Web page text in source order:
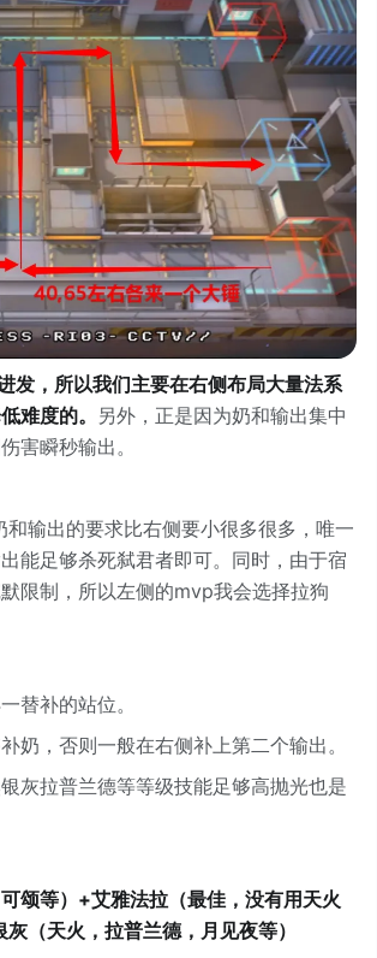
发，所以我们主要在右侧布局大量法系
难度的。
另外，正是因为奶和输出集中
害瞬秒输出。
和输出的要求比右侧要小很多很多，唯一
能足够杀死弑君者即可。同时，由于宿
限制，所以左侧的mvp我会选择拉狗
替补的站位。
奶，否则一般在右侧补上第二个输出。
灰拉普兰德等等级技能足够高抛光也是
颂等）+艾雅法拉（最佳，没有用天火
（天火，拉普兰德，月见夜等）